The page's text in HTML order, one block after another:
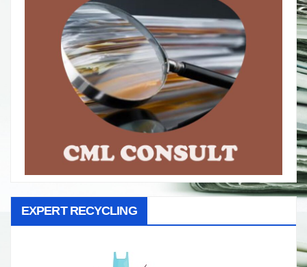
EXPERT RECYCLING